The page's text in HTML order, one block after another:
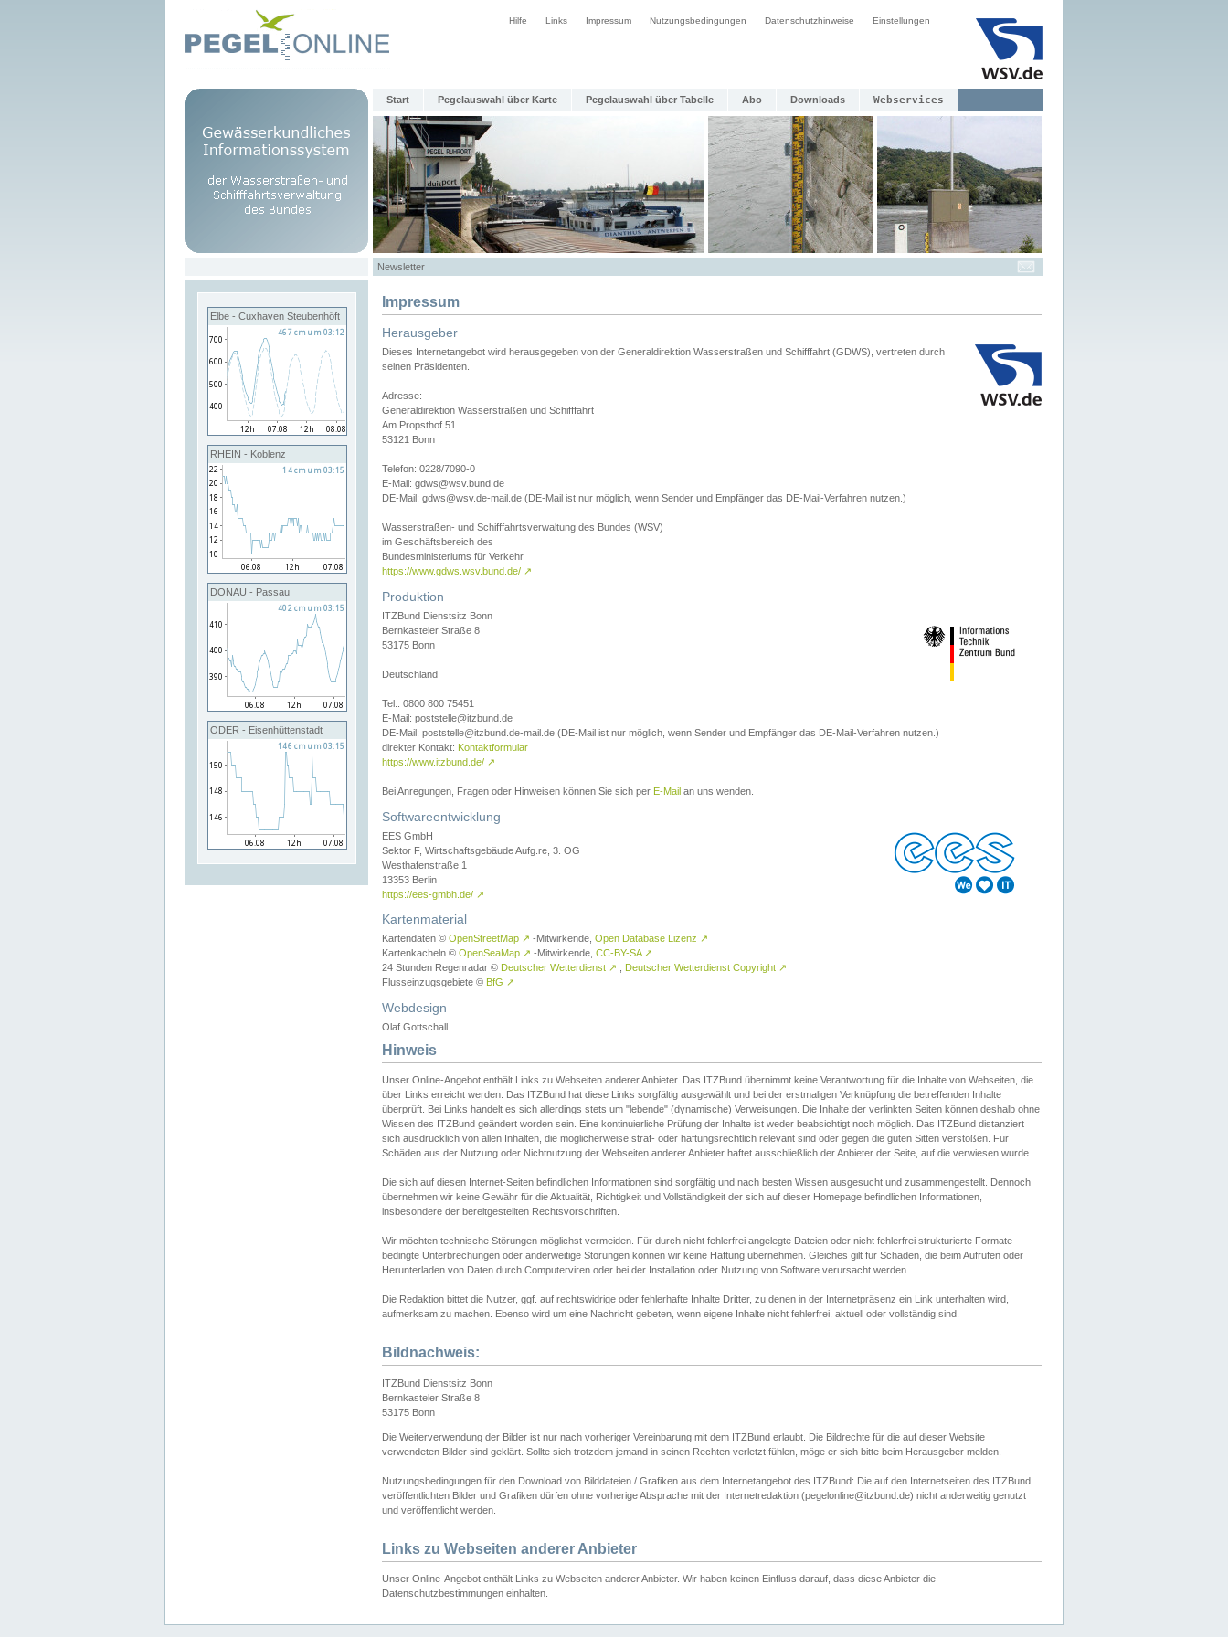
Hilfe Links Impressum Nutzungsbedingungen Datenschutzhinweise Einstellungen
Start Pegelauswahl über Karte Pegelauswahl über Tabelle Abo Downloads Webservices
Newsletter
Elbe - Cuxhaven Steubenhöft
RHEIN - Koblenz
DONAU - Passau
ODER - Eisenhüttenstadt
Impressum
Herausgeber
Dieses Internetangebot wird herausgegeben von der Generaldirektion Wasserstraßen und Schifffahrt (GDWS), vertreten durch
seinen Präsidenten.
Adresse:
Generaldirektion Wasserstraßen und Schifffahrt
Am Propsthof 51
53121 Bonn
Telefon: 0228/7090-0
E-Mail: gdws@wsv.bund.de
DE-Mail: gdws@wsv.de-mail.de (DE-Mail ist nur möglich, wenn Sender und Empfänger das DE-Mail-Verfahren nutzen.)
Wasserstraßen- und Schifffahrtsverwaltung des Bundes (WSV)
im Geschäftsbereich des
Bundesministeriums für Verkehr
https://www.gdws.wsv.bund.de/ ↗
Produktion
ITZBund Dienstsitz Bonn
Bernkasteler Straße 8
53175 Bonn
Deutschland
Tel.: 0800 800 75451
E-Mail: poststelle@itzbund.de
DE-Mail: poststelle@itzbund.de-mail.de (DE-Mail ist nur möglich, wenn Sender und Empfänger das DE-Mail-Verfahren nutzen.)
direkter Kontakt: Kontaktformular
https://www.itzbund.de/ ↗
Bei Anregungen, Fragen oder Hinweisen können Sie sich per E-Mail an uns wenden.
Softwareentwicklung
EES GmbH
Sektor F, Wirtschaftsgebäude Aufg.re, 3. OG
Westhafenstraße 1
13353 Berlin
https://ees-gmbh.de/ ↗
Kartenmaterial
Kartendaten © OpenStreetMap ↗ -Mitwirkende, Open Database Lizenz ↗
Kartenkacheln © OpenSeaMap ↗ -Mitwirkende, CC-BY-SA ↗
24 Stunden Regenradar © Deutscher Wetterdienst ↗ Deutscher Wetterdienst Copyright ↗
Flusseinzugsgebiete © BfG ↗
Webdesign
Olaf Gottschall
Hinweis
Unser Online-Angebot enthält Links zu Webseiten anderer Anbieter. Das ITZBund übernimmt keine Verantwortung für die Inhalte von Webseiten, die
über Links erreicht werden. Das ITZBund hat diese Links sorgfältig ausgewählt und bei der erstmaligen Verknüpfung die betreffenden Inhalte
überprüft. Bei Links handelt es sich allerdings stets um "lebende" (dynamische) Verweisungen. Die Inhalte der verlinkten Seiten können deshalb ohne
Wissen des ITZBund geändert worden sein. Eine kontinuierliche Prüfung der Inhalte ist weder beabsichtigt noch möglich. Das ITZBund distanziert
sich ausdrücklich von allen Inhalten, die möglicherweise straf- oder haftungsrechtlich relevant sind oder gegen die guten Sitten verstoßen. Für
Schäden aus der Nutzung oder Nichtnutzung der Webseiten anderer Anbieter haftet ausschließlich der Anbieter der Seite, auf die verwiesen wurde.
Die sich auf diesen Internet-Seiten befindlichen Informationen sind sorgfältig und nach besten Wissen ausgesucht und zusammengestellt. Dennoch
übernehmen wir keine Gewähr für die Aktualität, Richtigkeit und Vollständigkeit der sich auf dieser Homepage befindlichen Informationen,
insbesondere der bereitgestellten Rechtsvorschriften.
Wir möchten technische Störungen möglichst vermeiden. Für durch nicht fehlerfrei angelegte Dateien oder nicht fehlerfrei strukturierte Formate
bedingte Unterbrechungen oder anderweitige Störungen können wir keine Haftung übernehmen. Gleiches gilt für Schäden, die beim Aufrufen oder
Herunterladen von Daten durch Computerviren oder bei der Installation oder Nutzung von Software verursacht werden.
Die Redaktion bittet die Nutzer, ggf. auf rechtswidrige oder fehlerhafte Inhalte Dritter, zu denen in der Internetpräsenz ein Link unterhalten wird,
aufmerksam zu machen. Ebenso wird um eine Nachricht gebeten, wenn eigene Inhalte nicht fehlerfrei, aktuell oder vollständig sind.
Bildnachweis:
ITZBund Dienstsitz Bonn
Bernkasteler Straße 8
53175 Bonn
Die Weiterverwendung der Bilder ist nur nach vorheriger Vereinbarung mit dem ITZBund erlaubt. Die Bildrechte für die auf dieser Website
verwendeten Bilder sind geklärt. Sollte sich trotzdem jemand in seinen Rechten verletzt fühlen, möge er sich bitte beim Herausgeber melden.
Nutzungsbedingungen für den Download von Bilddateien / Grafiken aus dem Internetangebot des ITZBund: Die auf den Internetseiten des ITZBund
veröffentlichten Bilder und Grafiken dürfen ohne vorherige Absprache mit der Internetredaktion (pegelonline@itzbund.de) nicht anderweitig genutzt
und veröffentlicht werden.
Links zu Webseiten anderer Anbieter
Unser Online-Angebot enthält Links zu Webseiten anderer Anbieter. Wir haben keinen Einfluss darauf, dass diese Anbieter die
Datenschutzbestimmungen einhalten.